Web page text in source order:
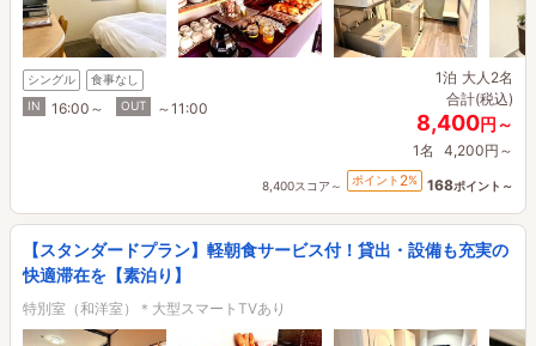
シングル
食事なし
IN
16:00～ OUT ～11:00
1泊 大人2名
合計(税込)
8,400円～
1名 4,200円～
8,400スコア～ ポイント 2% 168ポイント～
【スタンダードプラン】軽朝食サービス付！貸出・設備も充実の
快適滞在を【素泊り】
特別室（和洋室）＊大型スマートTVあり